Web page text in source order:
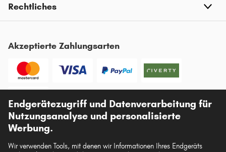
Rechtliches
Akzeptierte Zahlungsarten
Vorkasse
Unsere Versandpartner
Endgerätezugriff und Datenverarbeitung für
Nutzungsanalyse und personalisierte
Werbung.
Wir verwenden Tools, mit denen wir Informationen Ihres Endgeräts